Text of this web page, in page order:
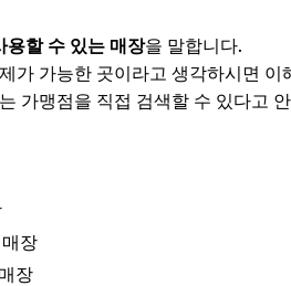
용할 수 있는 매장을 말합니다.
가 가능한 곳이라고 생각하시면
가맹점을 직접 검색할 수 있다고
장
장